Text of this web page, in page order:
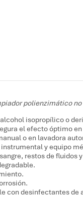
polienzimático
isopropílico o
el efecto óptimo
o en lavadora
instrumental y equipo
restos de fluidos
con desinfectantes de